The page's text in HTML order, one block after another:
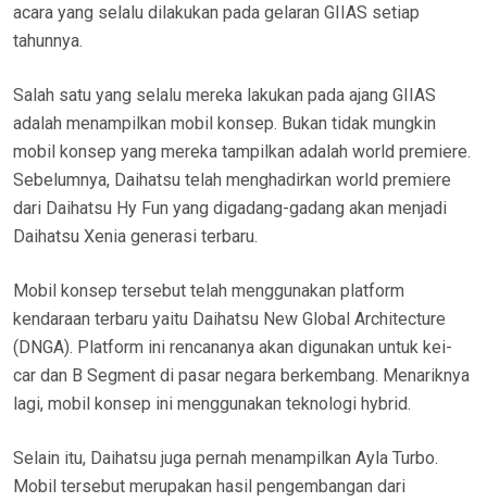
acara yang selalu dilakukan pada gelaran GIIAS setiap
tahunnya.
Salah satu yang selalu mereka lakukan pada ajang GIIAS
adalah menampilkan mobil konsep. Bukan tidak mungkin
mobil konsep yang mereka tampilkan adalah world premiere.
Sebelumnya, Daihatsu telah menghadirkan world premiere
dari Daihatsu Hy Fun yang digadang-gadang akan menjadi
Daihatsu Xenia generasi terbaru.
Mobil konsep tersebut telah menggunakan platform
kendaraan terbaru yaitu Daihatsu New Global Architecture
(DNGA). Platform ini rencananya akan digunakan untuk kei-
car dan B Segment di pasar negara berkembang. Menariknya
lagi, mobil konsep ini menggunakan teknologi hybrid.
Selain itu, Daihatsu juga pernah menampilkan Ayla Turbo.
Mobil tersebut merupakan hasil pengembangan dari